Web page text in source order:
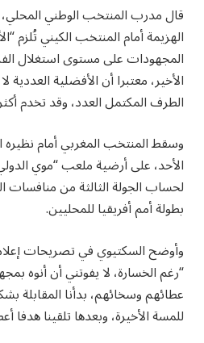
قال مدرب المنتخب الوطني
الهزيمة أمام المنتخب الكيني تُلزم
المجهودات على مستوى استغلال
الأخير، معتبرا أن الأفضلية
الطرف المكتمل العدد، وقد تخدم
وسقط المنتخب المغربي أمام
الأحد، على أرضية ملعب “موي
لحساب الجولة الثالثة من
بطولة أمم أفريقيا للمحليين.
وأوضح السكتيوي في تصريحات
“رغم الخسارة، لا يفوتني أن أنوه
عطائهم وسخائهم، بدأنا المقابلة
للمسة الأخيرة، وبعدها تلقينا